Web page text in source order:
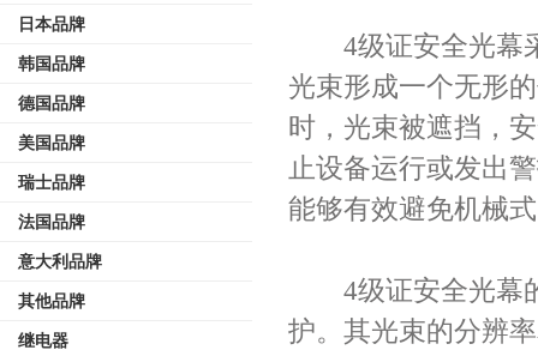
日本品牌
韩国品牌
德国品牌
美国品牌
瑞士品牌
法国品牌
意大利品牌
其他品牌
继电器
4级证安全光幕采
光束形成一个无形
时，光束被遮挡，
止设备运行或发出
能够有效避免机械
4级证安全光幕的
护。其光束的分辨